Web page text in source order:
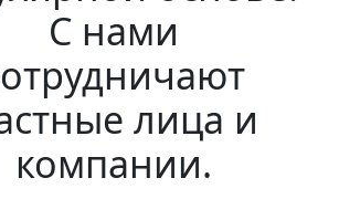
С нами
лица и
компании.